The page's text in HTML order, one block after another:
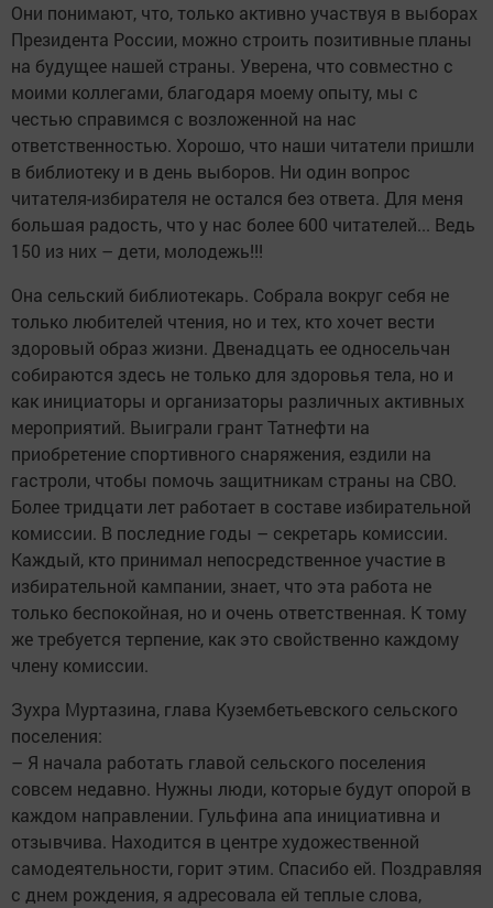
Они понимают, что, только активно участвуя в выборах
Президента России, можно строить позитивные планы
на будущее нашей страны. Уверена, что совместно с
моими коллегами, благодаря моему опыту, мы с
честью справимся с возложенной на нас
ответственностью. Хорошо, что наши читатели пришли
в библиотеку и в день выборов. Ни один вопрос
читателя-избирателя не остался без ответа. Для меня
большая радость, что у нас более 600 читателей... Ведь
150 из них – дети, молодежь!!!
Она сельский библиотекарь. Собрала вокруг себя не
только любителей чтения, но и тех, кто хочет вести
здоровый образ жизни. Двенадцать ее односельчан
собираются здесь не только для здоровья тела, но и
как инициаторы и организаторы различных активных
мероприятий. Выиграли грант Татнефти на
приобретение спортивного снаряжения, ездили на
гастроли, чтобы помочь защитникам страны на СВО.
Более тридцати лет работает в составе избирательной
комиссии. В последние годы – секретарь комиссии.
Каждый, кто принимал непосредственное участие в
избирательной кампании, знает, что эта работа не
только беспокойная, но и очень ответственная. К тому
же требуется терпение, как это свойственно каждому
члену комиссии.
Зухра Муртазина, глава Кузембетьевского сельского
поселения:
– Я начала работать главой сельского поселения
совсем недавно. Нужны люди, которые будут опорой в
каждом направлении. Гульфина апа инициативна и
отзывчива. Находится в центре художественной
самодеятельности, горит этим. Спасибо ей. Поздравляя
с днем рождения, я адресовала ей теплые слова,